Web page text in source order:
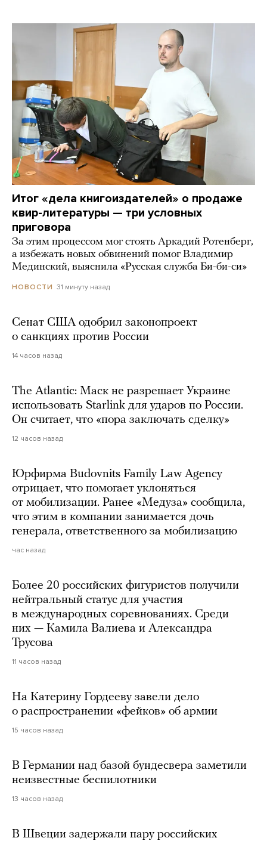
Итог «дела книгоиздателей» о продаже
квир-литературы — три условных
приговора
За этим процессом мог стоять Аркадий Ротенберг,
а избежать новых обвинений помог Владимир
Мединский, выяснила «Русская служба Би-би-си»
НОВОСТИ 31 минуту назад
Сенат США одобрил законопроект
о санкциях против России
14 часов назад
The Atlantic: Маск не разрешает Украине
использовать Starlink для ударов по России.
Он считает, что «пора заключать сделку»
12 часов назад
Юрфирма Budovnits Family Law Agency
отрицает, что помогает уклоняться
от мобилизации. Ранее «Медуза» сообщила,
что этим в компании занимается дочь
генерала, ответственного за мобилизацию
час назад
Более 20 российских фигуристов получили
нейтральный статус для участия
в международных соревнованиях. Среди
них — Камила Валиева и Александра
Трусова
11 часов назад
На Катерину Гордееву завели дело
о распространении «фейков» об армии
15 часов назад
В Германии над базой бундесвера заметили
неизвестные беспилотники
13 часов назад
В Швеции задержали пару российских